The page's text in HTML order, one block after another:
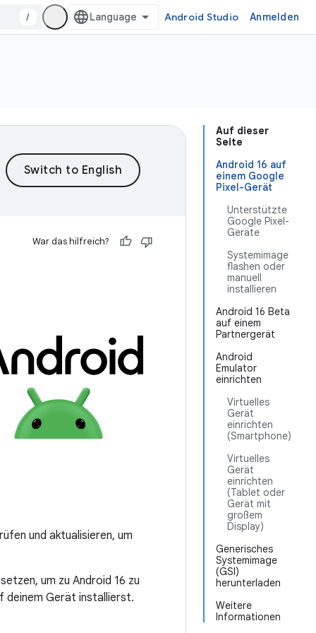
/ Android Studio Anmelden
Auf dieser
Seite
Android 16 auf
einem Google
Pixel-Gerät
Unterstützte
Google Pixel-
Geräte
Systemimage
flashen oder
manuell
installieren
Android 16 Beta
auf einem
Partnergerät
Android
Emulator
einrichten
Virtuelles
Gerät
einrichten
(Smartphone)
Virtuelles
Gerät
einrichten
(Tablet oder
Gerät mit
großem
Display)
Generisches
Systemimage
(GSI)
herunterladen
Weitere
Informationen
War das hilfreich?
und aktualisieren, um
um zu Android 16 zu
deinem Gerät installierst.